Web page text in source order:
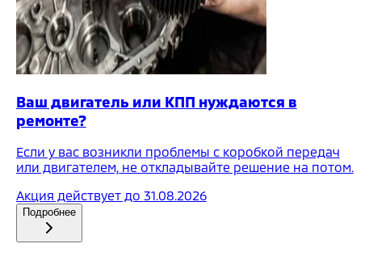
Ваш двигатель или КПП нуждаются в
ремонте?
Если у вас возникли проблемы с коробкой передач
или двигателем, не откладывайте решение на потом.
Акция действует до 31.08.2026
Подробнее